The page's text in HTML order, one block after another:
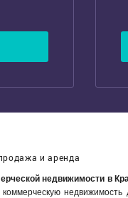
и аренда
недвижимости в